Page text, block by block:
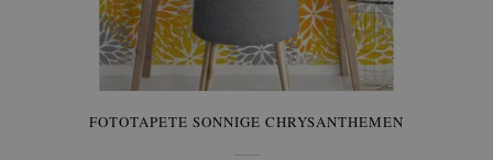
FOTOTAPETE SONNIGE CHRYSANTHEMEN